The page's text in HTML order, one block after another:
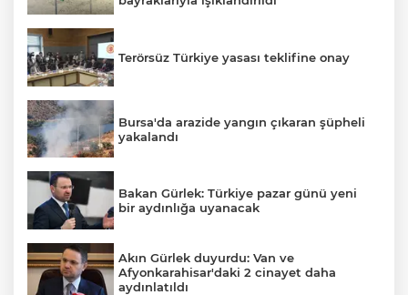
Terörsüz Türkiye yasası teklifine onay
Bursa'da arazide yangın çıkaran şüpheli
yakalandı
Bakan Gürlek: Türkiye pazar günü yeni
bir aydınlığa uyanacak
Akın Gürlek duyurdu: Van ve
Afyonkarahisar'daki 2 cinayet daha
aydınlatıldı